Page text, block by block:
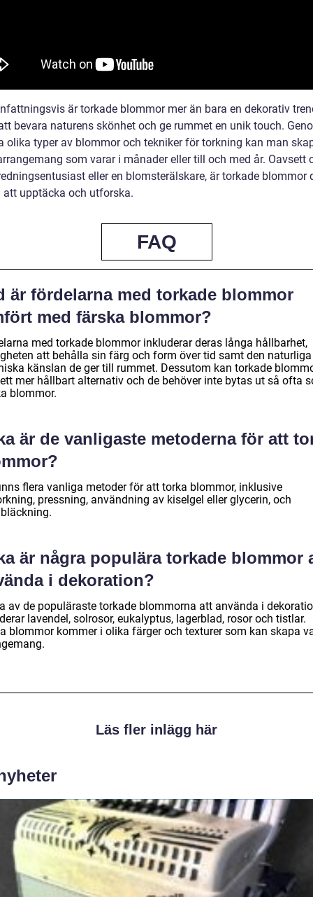
är torkade blommor mer än bara en dekorativ
bevara naturens skönhet och ge rummet en unik touch.
olika typer av blommor och tekniker för torkning kan man
som varar i månader eller till och med år. Oavsett
eller en blomsterälskare, är torkade blommor
att upptäcka och utforska.
FAQ
är fördelarna med torkade blommor
med färska blommor?
med torkade blommor inkluderar deras långa hållbarhet,
att behålla sin färg och form över tid samt den
känslan de ger till rummet. Dessutom kan torkade
mer hållbart alternativ och de behöver inte bytas ut så ofta
blommor.
är de vanligaste metoderna för att
flera vanliga metoder för att torka blommor, inklusive
pressning, användning av kiselgel eller glycerin, och
är några populära torkade blommor
i dekoration?
av de populäraste torkade blommorna att använda i
lavendel, solrosor, eukalyptus, lagerblad, rosor och tistlar.
blommor kommer i olika färger och texturer som kan skapa
Läs fler inlägg här